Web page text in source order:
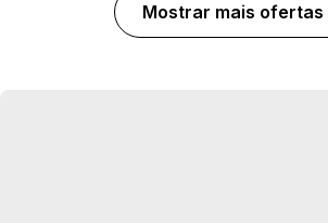
Mostrar mais ofertas